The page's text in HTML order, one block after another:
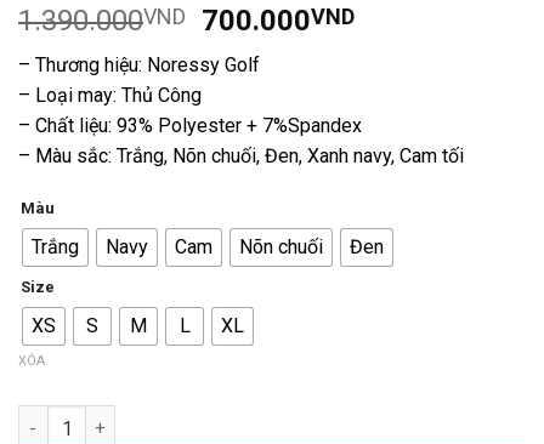
dựa trên
đánh giá
1.390.000VND
Giá
gốc
là:
1.390.000VND.
700.000VNDGiá
700.000VND.
– Thương hiệu: Noressy Golf
– Loại may: Thủ Công
– Chất liệu: 93% Polyester + 7%Spandex
– Màu sắc: Trắng, Nõn chuối, Đen, Xanh navy, Cam tối
Màu
Trắng Navy Cam Nõn chuối Đen
Size
XS S M L XL
XÓA
Số lượng